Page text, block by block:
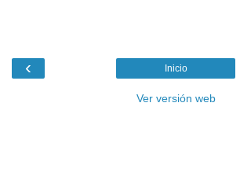
‹ Inicio
Ver versión web